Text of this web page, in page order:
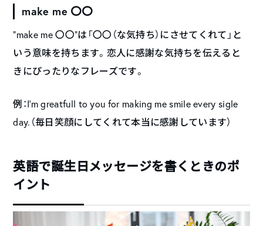
make me 〇〇
“make me 〇〇”は「〇〇（な気持ち）にさせてくれて」と
いう意味を持ちます。恋人に感謝な気持ちを伝えると
きにぴったりなフレーズです。
例：I’m greatfull to you for making me smile every sigle
day.（毎日笑顔にしてくれて本当に感謝しています）
英語で誕生日メッセージを書くときのポ
イント